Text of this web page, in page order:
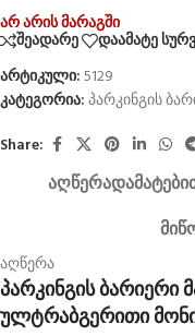
არ არის მარაგში
შეადარე
დაამატე
არტიკული:5129
კატეგორია:პარკინგის
Share:
ᲐᲦᲬᲔᲠᲐ
აღწერა
პარკინგის
ულტრაბგერითი